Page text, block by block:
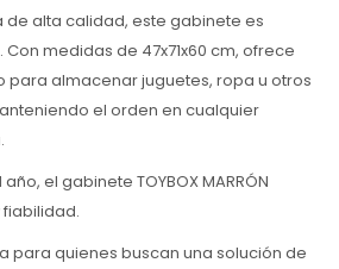
alta calidad, este gabinete es
medidas de 47x71x60 cm, ofrece
para almacenar juguetes, ropa u otros
el orden en cualquier
el gabinete TOYBOX MARRÓN
para quienes buscan una solución de